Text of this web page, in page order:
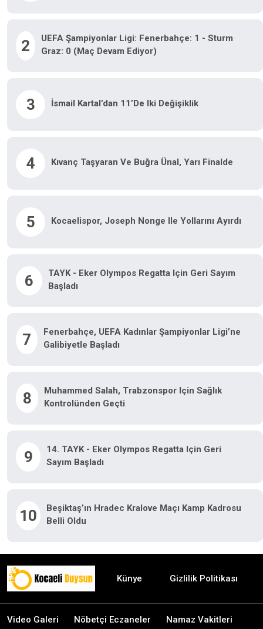
2
UEFA Şampiyonlar Ligi: Fenerbahçe: 1 - Sturm
Graz: 0 (Maç Devam Ediyor)
3 İsmail Kartal’dan 11’de Iki Değişiklik
4 Kıvanç Taşyaran Ve Buğra Ünal, Yarı Finalde
5 Kocaelispor, Joseph Nonge Ile Yollarını Ayırdı
6
TAYK - Eker Olympos Regatta Için Geri Sayım
Başladı
7
Fenerbahçe, UEFA Kadınlar Şampiyonlar Ligi’ne
Galibiyetle Başladı
8
Muhammed Salah, Trabzonspor Için Sağlık
Kontrolünden Geçti
9
14. TAYK - Eker Olympos Regatta Için Geri
Sayım Başladı
10
Beşiktaş’ın Hradec Kralove Maçı Kamp Kadrosu
Belli Oldu
Künye Gizlilik Politikası
Video Galeri Nöbetçi Eczaneler Namaz Vakitleri